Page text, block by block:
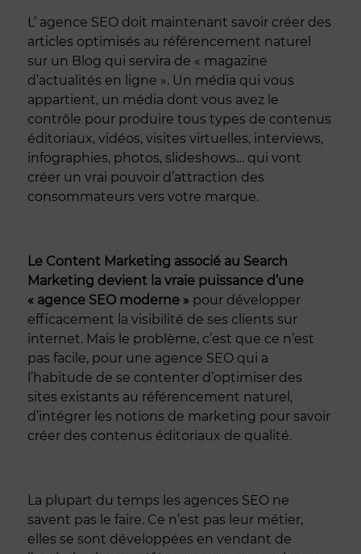
L’ agence SEO doit maintenant savoir créer des
articles optimisés au référencement naturel
sur un Blog qui servira de « magazine
d’actualités en ligne ». Un média qui vous
appartient, un média dont vous avez le
contrôle pour produire tous types de contenus
éditoriaux, vidéos, visites virtuelles, interviews,
infographies, photos, slideshows… qui vont
créer un vrai pouvoir d’attraction des
consommateurs vers votre marque.
Le Content Marketing associé au Search
Marketing devient la vraie puissance d’une
« agence SEO moderne »pour développer
efficacement la visibilité de ses clients sur
internet. Mais le problème, c’est que ce n’est
pas facile, pour une agence SEO qui a
l’habitude de se contenter d’optimiser des
sites existants au référencement naturel,
d’intégrer les notions de marketing pour savoir
créer des contenus éditoriaux de qualité.
La plupart du temps les agences SEO ne
savent pas le faire. Ce n’est pas leur métier,
elles se sont développées en vendant de